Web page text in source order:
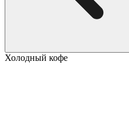
Холодный кофе